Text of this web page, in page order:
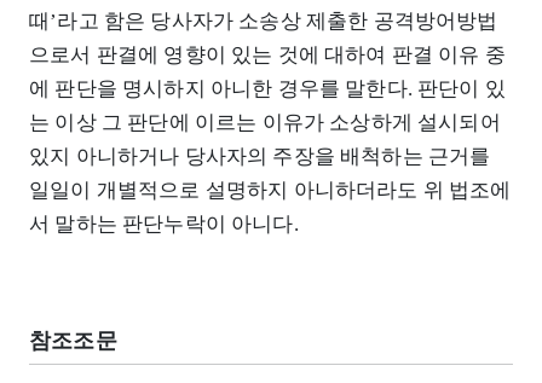
때’라고 함은 당사자가 소송상 제출한 공격방어방법
으로서 판결에 영향이 있는 것에 대하여 판결 이유 중
에 판단을 명시하지 아니한 경우를 말한다. 판단이 있
는 이상 그 판단에 이르는 이유가 소상하게 설시되어
있지 아니하거나 당사자의 주장을 배척하는 근거를
일일이 개별적으로 설명하지 아니하더라도 위 법조에
서 말하는 판단누락이 아니다.
참조조문